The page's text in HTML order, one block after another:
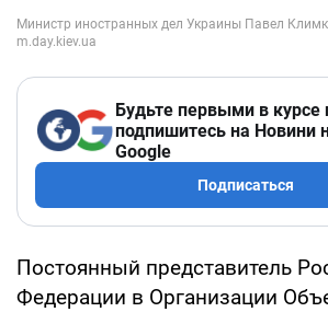
Будьте первыми в курсе
подпишитесь на Новини
Google
Подписаться
Постоянный представитель
Федерации в Организации